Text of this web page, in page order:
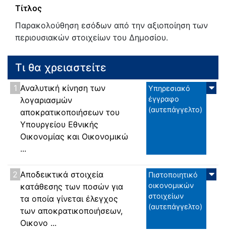
Τίτλος
Παρακολούθηση εσόδων από την αξιοποίηση των
περιουσιακών στοιχείων του Δημοσίου.
Τι θα χρειαστείτε
1 Αναλυτική κίνηση των
λογαριασμών
αποκρατικοποιήσεων του
Υπουργείου Εθνικής
Οικονομίας και Οικονομικώ
...
Υπηρεσιακό
έγγραφο
(αυτεπάγγελτο)
2 Αποδεικτικά στοιχεία
κατάθεσης των ποσών για
τα οποία γίνεται έλεγχος
των αποκρατικοποιήσεων,
Οικονο ...
Πιστοποιητικό
οικονομικών
στοιχείων
(αυτεπάγγελτο)